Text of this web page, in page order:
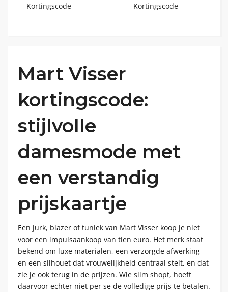
Mart Visser
kortingscode:
stijlvolle
damesmode met
een verstandig
prijskaartje
Een jurk, blazer of tuniek van Mart Visser koop je niet
voor een impulsaankoop van tien euro. Het merk staat
bekend om luxe materialen, een verzorgde afwerking
en een silhouet dat vrouwelijkheid centraal stelt, en dat
zie je ook terug in de prijzen. Wie slim shopt, hoeft
daarvoor echter niet per se de volledige prijs te betalen.